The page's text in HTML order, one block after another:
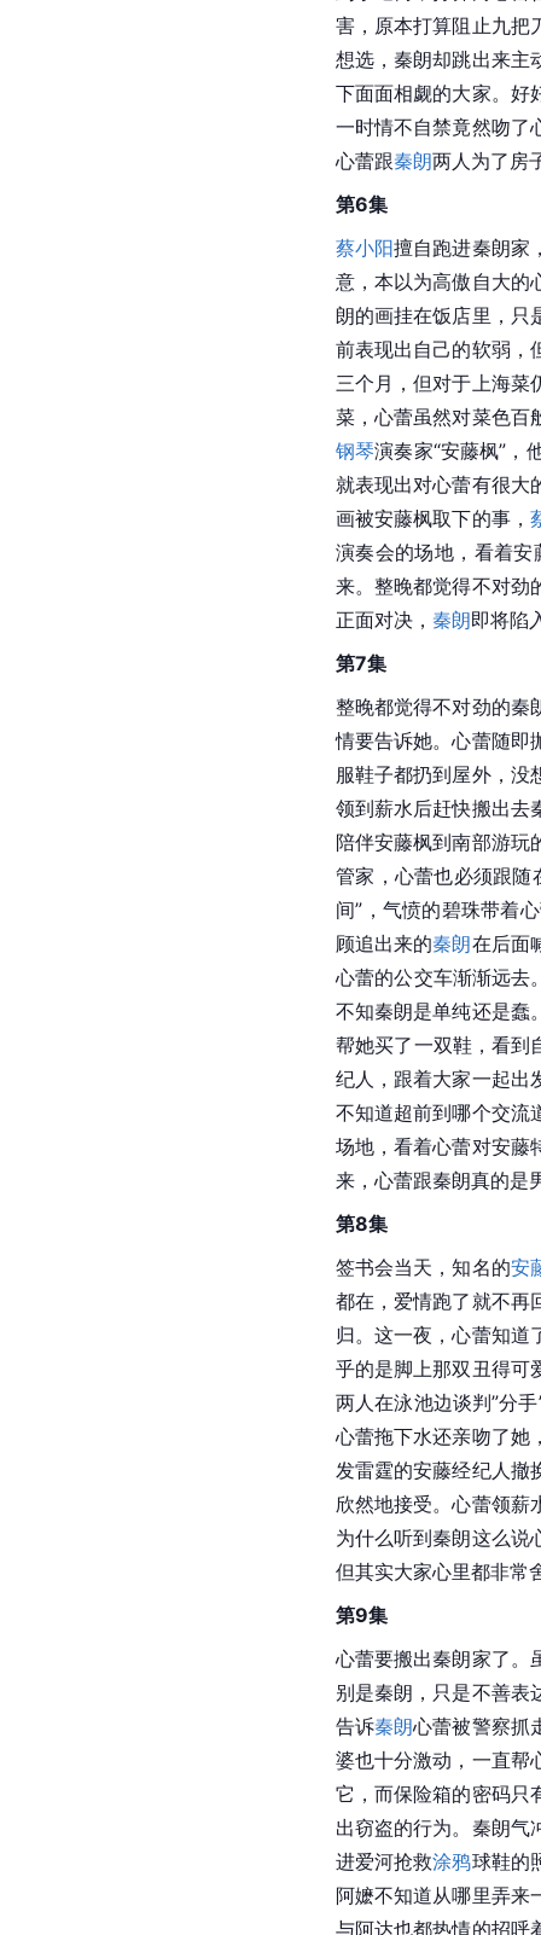
害，原本打算阻止九把
想选，秦朗却跳出来主
下面面相觑的大家。好
一时情不自禁竟然吻了
心蕾跟秦朗两人为了房
第6集
蔡小阳擅自跑进秦朗家
意，本以为高傲自大的
朗的画挂在饭店里，只
前表现出自己的软弱，
三个月，但对于上海菜
菜，心蕾虽然对菜色百
钢琴演奏家“安藤枫”，
就表现出对心蕾有很大
画被安藤枫取下的事，
演奏会的场地，看着
来。整晚都觉得不对劲
正面对决， 秦朗即将陷
第7集
整晚都觉得不对劲的秦
情要告诉她。心蕾随即
服鞋子都扔到屋外，没
领到薪水后赶快搬出去
陪伴安藤枫到南部游玩
管家，心蕾也必须跟随
间”，气愤的碧珠带着
顾追出来的秦朗在后面
心蕾的公交车渐渐远去
不知秦朗是单纯还是蠢
帮她买了一双鞋，看到
纪人，跟着大家一起出
不知道超前到哪个交流
场地，看着心蕾对安藤
来，心蕾跟秦朗真的是
第8集
签书会当天，知名的安
都在，爱情跑了就不再
归。这一夜，心蕾知道
乎的是脚上那双丑得可
两人在泳池边谈判”分
心蕾拖下水还亲吻了她
发雷霆的安藤经纪人撤
欣然地接受。心蕾领薪
为什么听到秦朗这么说
但其实大家心里都非常
第9集
心蕾要搬出秦朗家了。
别是秦朗，只是不善表
告诉秦朗心蕾被警察抓
婆也十分激动，一直帮
它，而保险箱的密码只
出窃盗的行为。秦朗气
进爱河抢救涂鸦球鞋的
阿嬷不知道从哪里弄来
与阿达也都热情的招呼